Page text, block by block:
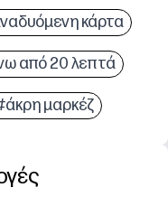
κάρτα
από 20 λεπτά
μαρκέζ